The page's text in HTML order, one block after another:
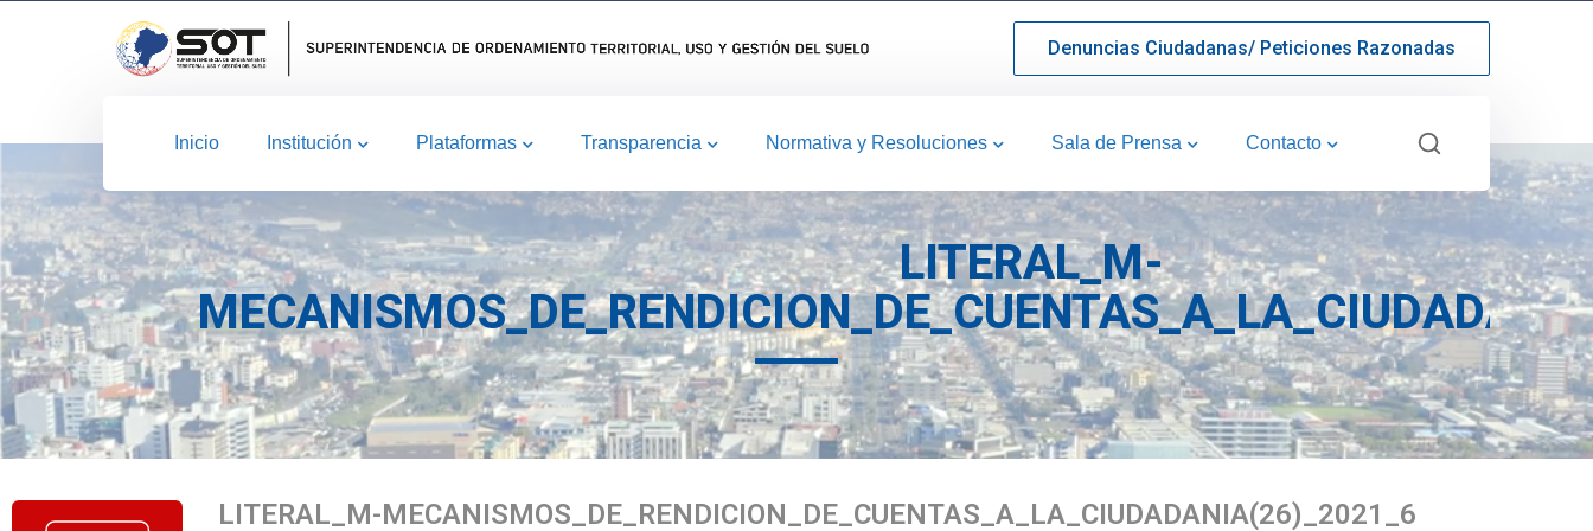
Denuncias Ciudadanas/ Peticiones Razonadas
Inicio Institución Plataformas Transparencia Normativa y Resoluciones Sala de Prensa Contacto
LITERAL_M-
LITERAL_M-MECANISMOS_DE_RENDICION_DE_CUENTAS_A_LA_CIUDADANIA(26)_2021_6